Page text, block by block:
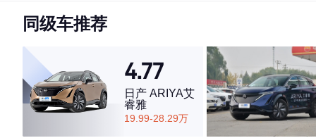
·外观表现较为优秀，优于53%同级车
·空间表现一般，低于83%同级车
同级车推荐
4.77
日产 ARIYA艾
睿雅
19.99-28.29万